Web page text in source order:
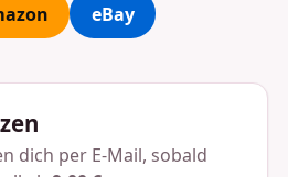
eBay
dich per E-Mail, sobald